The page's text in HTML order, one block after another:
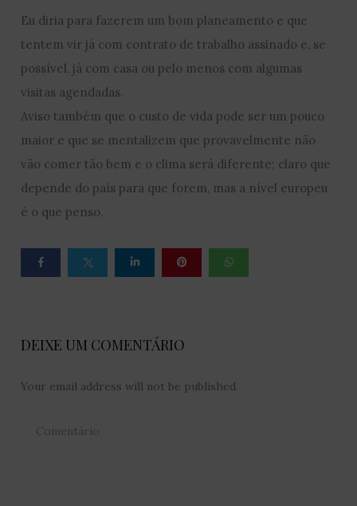
Eu diria para fazerem um bom planeamento e que
tentem vir já com contrato de trabalho assinado e, se
possível, já com casa ou pelo menos com algumas
visitas agendadas.
Aviso também que o custo de vida pode ser um pouco
maior e que se mentalizem que provavelmente não
vão comer tão bem e o clima será diferente; claro que
depende do país para que forem, mas a nível europeu
é o que penso.
DEIXE UM COMENTÁRIO
Your email address will not be published.